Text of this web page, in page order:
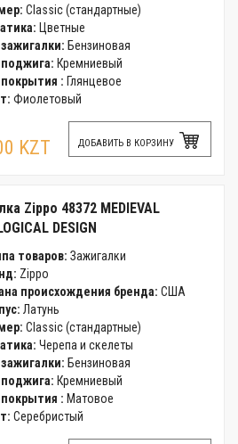
Classic (стандартные)
Цветные
Бензиновая
Кремниевый
: Глянцевое
Фиолетовый
KZT ДОБАВИТЬ В КОРЗИНУ
Zippo 48372 MEDIEVAL
DESIGN
товаров: Зажигалки
Zippo
происхождения бренда: США
Латунь
Classic (стандартные)
Черепа и скелеты
Бензиновая
Кремниевый
: Матовое
Серебристый